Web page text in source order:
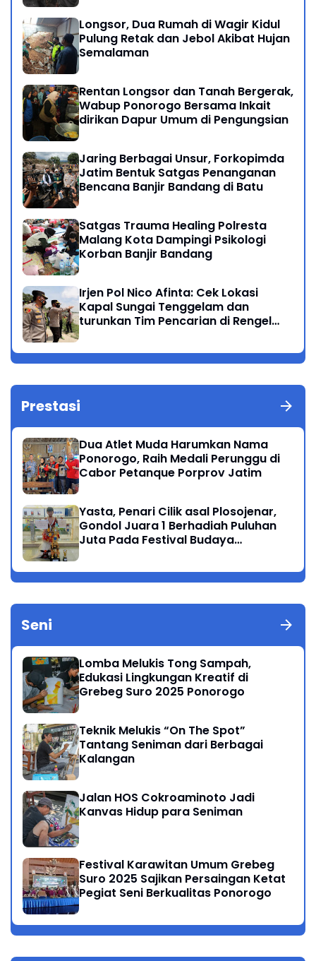
Longsor, Dua Rumah di Wagir Kidul
Pulung Retak dan Jebol Akibat Hujan
Semalaman
Rentan Longsor dan Tanah Bergerak,
Wabup Ponorogo Bersama Inkait
dirikan Dapur Umum di Pengungsian
Jaring Berbagai Unsur, Forkopimda
Jatim Bentuk Satgas Penanganan
Bencana Banjir Bandang di Batu
Satgas Trauma Healing Polresta
Malang Kota Dampingi Psikologi
Korban Banjir Bandang
Irjen Pol Nico Afinta: Cek Lokasi
Kapal Sungai Tenggelam dan
turunkan Tim Pencarian di Rengel
Prestasi
Dua Atlet Muda Harumkan Nama
Ponorogo, Raih Medali Perunggu di
Cabor Petanque Porprov Jatim
Yasta, Penari Cilik asal Plosojenar,
Gondol Juara 1 Berhadiah Puluhan
Juta Pada Festival Budaya
Seni
Lomba Melukis Tong Sampah,
Edukasi Lingkungan Kreatif di
Grebeg Suro 2025 Ponorogo
Teknik Melukis “On The Spot”
Tantang Seniman dari Berbagai
Kalangan
Jalan HOS Cokroaminoto Jadi
Kanvas Hidup para Seniman
Festival Karawitan Umum Grebeg
Suro 2025 Sajikan Persaingan Ketat
Pegiat Seni Berkualitas Ponorogo